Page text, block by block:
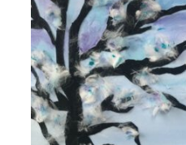
Contact